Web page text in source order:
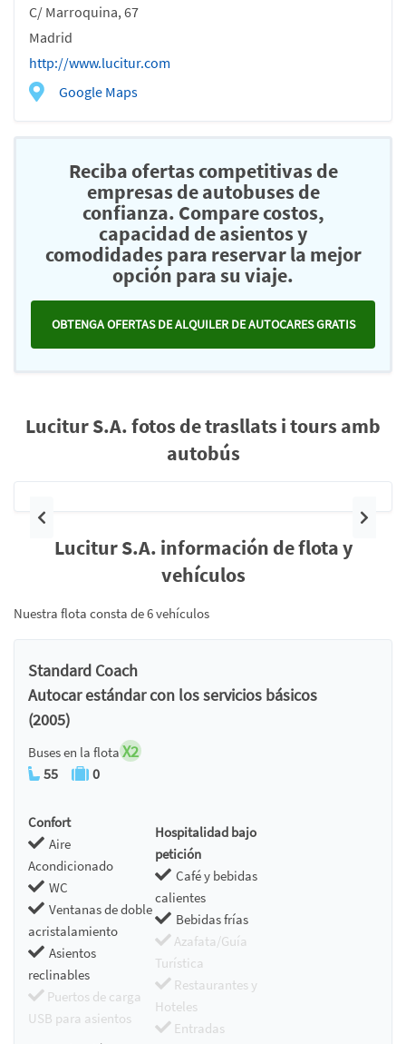
C/ Marroquina, 67
Madrid
http://www.lucitur.com
Google Maps
Reciba ofertas competitivas de
empresas de autobuses de
confianza. Compare costos,
capacidad de asientos y
comodidades para reservar la mejor
opción para su viaje.
OBTENGA OFERTAS DE ALQUILER DE AUTOCARES GRATIS
Lucitur S.A. fotos de trasllats i tours amb
autobús
Anterior
Lucitur S.A. información de flota y
vehículos
Nuestra flota consta de 6 vehículos
Standard Coach
Autocar estándar con los servicios básicos
(2005)
Buses en la flota X2
55 0
Confort
Aire
Acondicionado
WC
Ventanas de doble
acristalamiento
Asientos
reclinables
Puertos de carga
USB para asientos
Hospitalidad bajo
petición
Café y bebidas
calientes
Bebidas frías
Azafata/Guía
Turística
Restaurantes y
Hoteles
Entradas